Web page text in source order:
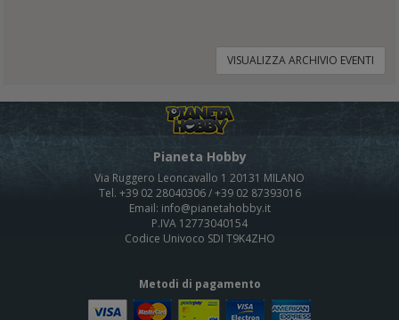
VISUALIZZA ARCHIVIO EVENTI
Pianeta Hobby
Via Ruggero Leoncavallo 1 20131 MILANO
Tel. +39 02 28040306 / +39 02 87393016
Email: info@pianetahobby.it
P.IVA 12773040154
Codice Univoco SDI T9K4ZHO
Metodi di pagamento